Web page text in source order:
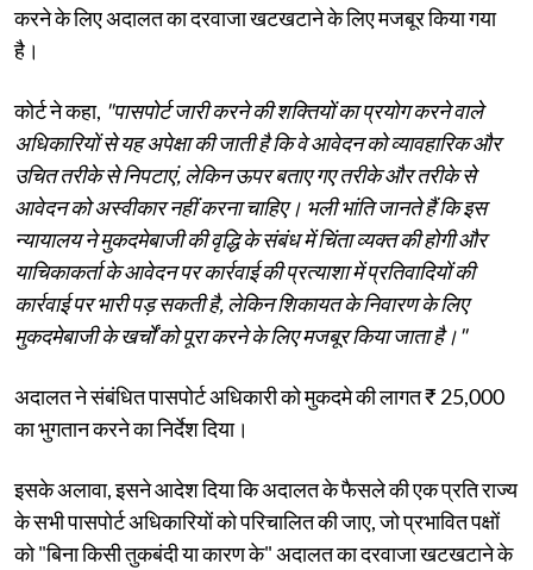
करने के लिए अदालत का दरवाजा खटखटाने के लिए मजबूर किया गया
है।
कोर्ट ने कहा, "पासपोर्ट जारी करने की शक्तियों का प्रयोग करने वाले
अधिकारियों से यह अपेक्षा की जाती है कि वे आवेदन को व्यावहारिक और
उचित तरीके से निपटाएं, लेकिन ऊपर बताए गए तरीके और तरीके से
आवेदन को अस्वीकार नहीं करना चाहिए। भली भांति जानते हैं कि इस
न्यायालय ने मुकदमेबाजी की वृद्धि के संबंध में चिंता व्यक्त की होगी और
याचिकाकर्ता के आवेदन पर कार्रवाई की प्रत्याशा में प्रतिवादियों की
कार्रवाई पर भारी पड़ सकती है, लेकिन शिकायत के निवारण के लिए
मुकदमेबाजी के खर्चों को पूरा करने के लिए मजबूर किया जाता है।"
अदालत ने संबंधित पासपोर्ट अधिकारी को मुकदमे की लागत ₹ 25,000
का भुगतान करने का निर्देश दिया।
इसके अलावा, इसने आदेश दिया कि अदालत के फैसले की एक प्रति राज्य
के सभी पासपोर्ट अधिकारियों को परिचालित की जाए, जो प्रभावित पक्षों
को "बिना किसी तुकबंदी या कारण के" अदालत का दरवाजा खटखटाने के